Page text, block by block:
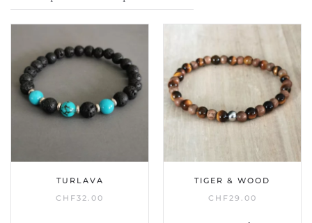
TURLAVA
CHF32.00
TIGER & WOOD
CHF29.00